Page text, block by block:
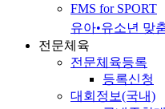
FMS for SPORT
유아•유소년 맞
전문체육
전문체육등록
등록신청
대회정보(국내)